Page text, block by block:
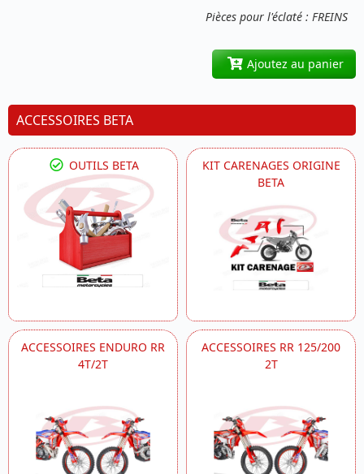
Pièces pour l'éclaté : FREINS
Ajoutez au panier
ACCESSOIRES BETA
OUTILS BETA
KIT CARENAGES ORIGINE
BETA
ACCESSOIRES ENDURO RR
4T/2T
ACCESSOIRES RR 125/200
2T